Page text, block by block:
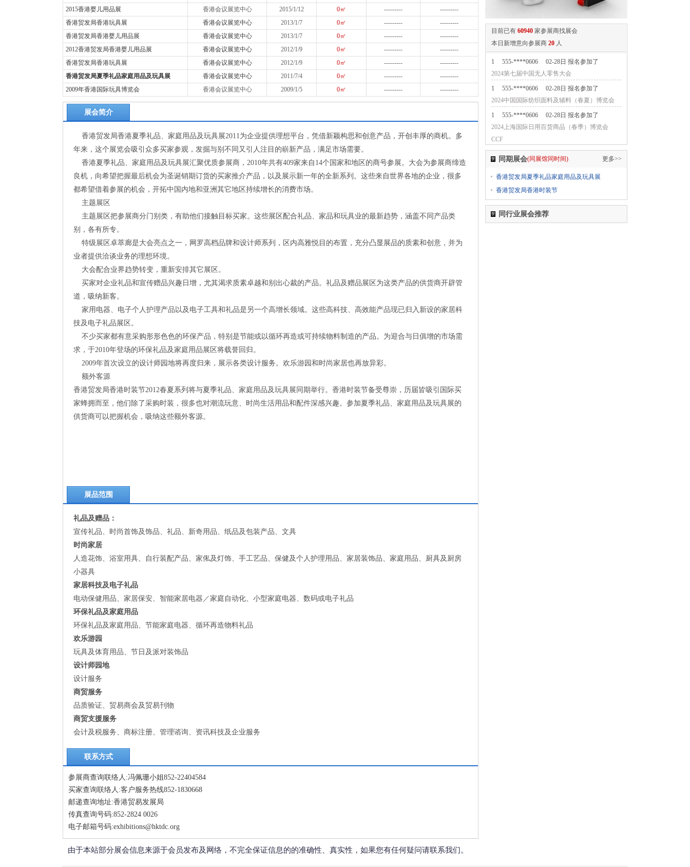
2015香港婴儿用品展
香港会议展览中心 2015/1/12 0㎡ ---------
---------
香港贸发局香港玩具展
香港会议展览中心 2013/1/7 0㎡ ---------
---------
香港贸发局香港婴儿用品展
香港会议展览中心 2013/1/7 0㎡ ---------
---------
2012香港贸发局香港婴儿用品展
香港会议展览中心 2012/1/9 0㎡ ---------
---------
香港贸发局香港玩具展
香港会议展览中心 2012/1/9 0㎡ ---------
---------
香港贸发局夏季礼品家庭用品及玩具展
香港会议展览中心 2011/7/4 0㎡ ---------
---------
2009年香港国际玩具博览会
香港会议展览中心 2009/1/5 0㎡ --------- ---------
展会简介
香港贸发局香港夏季礼品、家庭用品及玩具展2011为企业提供理想平台，凭借新颖构思和创意产品，开创丰厚的商机。多
年来，这个展览会吸引众多买家参观，发掘与别不同又引人注目的崭新产品，满足市场需要。
香港夏季礼品、家庭用品及玩具展汇聚优质参展商，2010年共有409家来自14个国家和地区的商号参展。大会为参展商缔造
良机，向希望把握最后机会为圣诞销期订货的买家推介产品，以及展示新一年的全新系列。这些来自世界各地的企业，很多
都希望借着参展的机会，开拓中国内地和亚洲其它地区持续增长的消费市场。
主题展区
主题展区把参展商分门别类，有助他们接触目标买家。这些展区配合礼品、家品和玩具业的最新趋势，涵盖不同产品类
别，各有所专。
特级展区卓萃廊是大会亮点之一，网罗高档品牌和设计师系列，区内高雅悦目的布置，充分凸显展品的质素和创意，并为
业者提供洽谈业务的理想环境。
大会配合业界趋势转变，重新安排其它展区。
买家对企业礼品和宣传赠品兴趣日增，尤其渴求质素卓越和别出心裁的产品。礼品及赠品展区为这类产品的供货商开辟管
道，吸纳新客。
家用电器、电子个人护理产品以及电子工具和礼品是另一个高增长领域。这些高科技、高效能产品现已归入新设的家居科
技及电子礼品展区。
不少买家都有意采购形形色色的环保产品，特别是节能或以循环再造或可持续物料制造的产品。为迎合与日俱增的市场需
求，于2010年登场的环保礼品及家庭用品展区将载誉回归。
2009年首次设立的设计师园地将再度归来，展示各类设计服务。欢乐游园和时尚家居也再放异彩。
额外客源
香港贸发局香港时装节2012春夏系列将与夏季礼品、家庭用品及玩具展同期举行。香港时装节备受尊崇，历届皆吸引国际买
家蜂拥而至，他们除了采购时装，很多也对潮流玩意、时尚生活用品和配件深感兴趣。参加夏季礼品、家庭用品及玩具展的
供货商可以把握机会，吸纳这些额外客源。
展品范围
礼品及赠品：
宣传礼品、时尚首饰及饰品、礼品、新奇用品、纸品及包装产品、文具
时尚家居
人造花饰、浴室用具、自行装配产品、家俬及灯饰、手工艺品、保健及个人护理用品、家居装饰品、家庭用品、厨具及厨房
小器具
家居科技及电子礼品
电动保健用品、家居保安、智能家居电器／家庭自动化、小型家庭电器、数码或电子礼品
环保礼品及家庭用品
环保礼品及家庭用品、节能家庭电器、循环再造物料礼品
欢乐游园
玩具及体育用品、节日及派对装饰品
设计师园地
设计服务
商贸服务
品质验证、贸易商会及贸易刊物
商贸支援服务
会计及税服务、商标注册、管理谘询、资讯科技及企业服务
联系方式
参展商查询联络人:冯佩珊小姐852-22404584
买家查询联络人:客户服务热线852-1830668
邮递查询地址:香港贸易发展局
传真查询号码:852-2824 0026
电子邮箱号码:exhibitions@hktdc.org
由于本站部分展会信息来源于会员发布及网络，不完全保证信息的的准确性、真实性，如果您有任何疑问请联系我们。
目前已有 60940 家参展商找展会
本日新增意向参展商 20 人
1 555-****0606
02-28日 报名参加了
2024第七届中国无人零售大会
1 555-****0606
02-28日 报名参加了
2024中国国际纺织面料及辅料（春夏）博览会
1 555-****0606
02-28日 报名参加了
2024上海国际日用百货商品（春季）博览会
CCF
555-****0606
02-28日 报名参加了
CCF
555-****0606
02-28日 报名参加了
2024上海国际日用百货商品（春季）博览会
CCF
同期展会(同展馆同时间) 更多>>
香港贸发局夏季礼品家庭用品及玩具展
香港贸发局香港时装节
同行业展会推荐